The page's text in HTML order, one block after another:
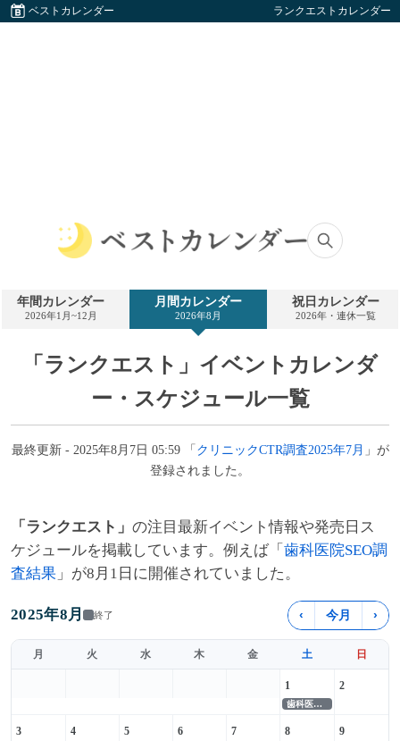
ベストカレンダー ランクエストカレンダー
ト
カ
ダ
ー
年間カレンダー
2026年1月~12月
月間カレンダー
2026年8月
祝日カレンダー
2026年・連休一覧
「ランクエスト」イベントカレンダ
ー・スケジュール一覧
最終更新 - 2025年8月7日 05:59 「クリニックCTR調査2025年7月 」が
登録されました。
「ランクエスト」 の注目最新イベント情報や発売日ス
ケジュールを掲載しています。例えば「 歯科医院SEO調
査結果 」が8月1日に開催されていました。
2025年8月 終了 ‹ 今月 ›
月 火 水 木 金 土 日
1 2
歯科医院SEO調査結果
3 4 5 6 7 8 9